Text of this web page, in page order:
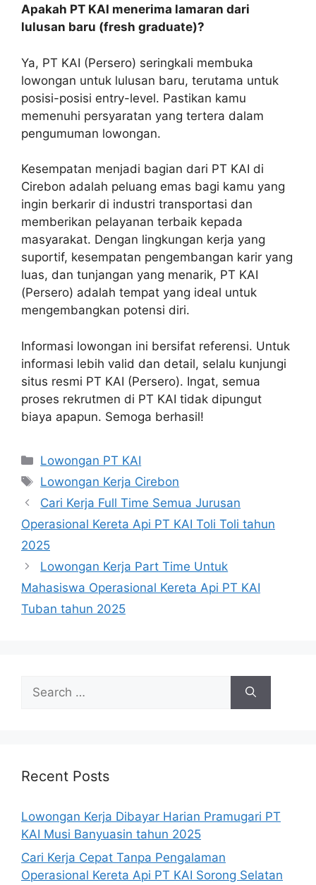
Apakah PT KAI menerima lamaran dari
lulusan baru (fresh graduate)?
Ya, PT KAI (Persero) seringkali membuka
lowongan untuk lulusan baru, terutama untuk
posisi-posisi entry-level. Pastikan kamu
memenuhi persyaratan yang tertera dalam
pengumuman lowongan.
Kesempatan menjadi bagian dari PT KAI di
Cirebon adalah peluang emas bagi kamu yang
ingin berkarir di industri transportasi dan
memberikan pelayanan terbaik kepada
masyarakat. Dengan lingkungan kerja yang
suportif, kesempatan pengembangan karir yang
luas, dan tunjangan yang menarik, PT KAI
(Persero) adalah tempat yang ideal untuk
mengembangkan potensi diri.
Informasi lowongan ini bersifat referensi. Untuk
informasi lebih valid dan detail, selalu kunjungi
situs resmi PT KAI (Persero). Ingat, semua
proses rekrutmen di PT KAI tidak dipungut
biaya apapun. Semoga berhasil!
Categories
Lowongan PT KAI
Tags
Lowongan Kerja Cirebon
Cari Kerja Full Time Semua Jurusan
Operasional Kereta Api PT KAI Toli Toli tahun
2025
Lowongan Kerja Part Time Untuk
Mahasiswa Operasional Kereta Api PT KAI
Tuban tahun 2025
for:
Recent Posts
Lowongan Kerja Dibayar Harian Pramugari PT
KAI Musi Banyuasin tahun 2025
Cari Kerja Cepat Tanpa Pengalaman
Operasional Kereta Api PT KAI Sorong Selatan